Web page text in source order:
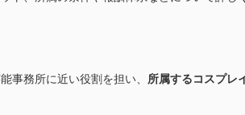
事務所に近い役割を担い、 所属するコスプレ